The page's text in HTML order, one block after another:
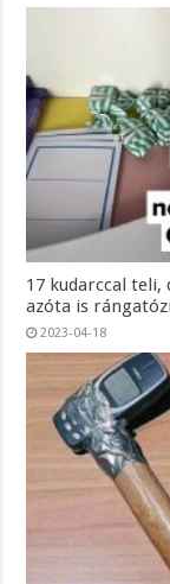
17 kudarccal teli,
azóta is
2023-04-18